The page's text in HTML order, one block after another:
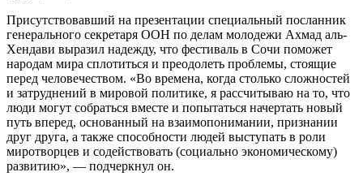
Присутствовавший на презентации специальный посланник
генерального секретаря ООН по делам молодежи Ахмад аль-
Хендави выразил надежду, что фестиваль в Сочи поможет
народам мира сплотиться и преодолеть проблемы, стоящие
перед человечеством. «Во времена, когда столько сложностей
и затруднений в мировой политике, я рассчитываю на то, что
люди могут собраться вместе и попытаться начертать новый
путь вперед, основанный на взаимопонимании, признании
друг друга, а также способности людей выступать в роли
миротворцев и содействовать (социально экономическому)
развитию», — подчеркнул он.